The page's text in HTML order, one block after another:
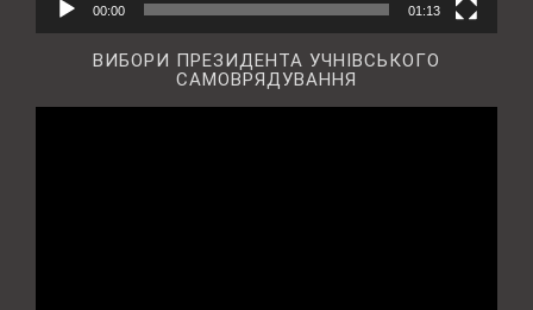
00:00 01:13
ВИБОРИ ПРЕЗИДЕНТА УЧНІВСЬКОГО
САМОВРЯДУВАННЯ